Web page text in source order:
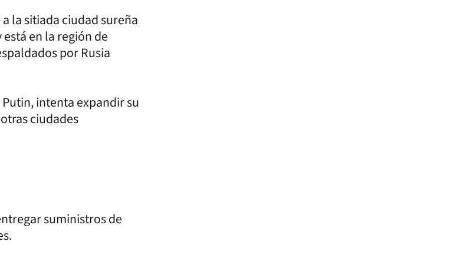
la sitiada ciudad sureña
en la región de
por Rusia
intenta expandir su
ciudades
suministros de